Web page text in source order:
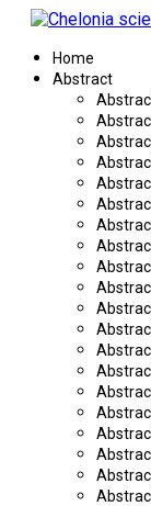
Home
Abstract